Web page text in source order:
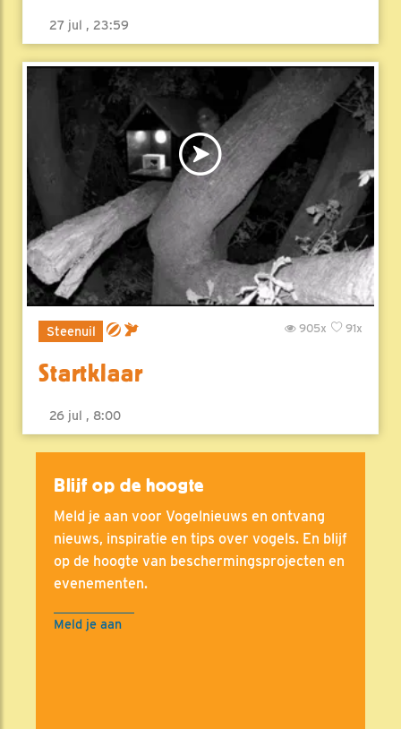
27 jul , 23:59
Steenuil 91x
905x
Startklaar
26 jul , 8:00
Blijf op de hoogte
Meld je aan voor Vogelnieuws en ontvang
nieuws, inspiratie en tips over vogels. En blijf
op de hoogte van beschermingsprojecten en
evenementen.
Meld je aan